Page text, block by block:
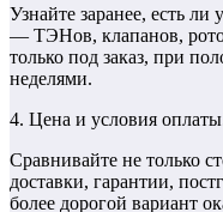
Узнайте заранее, есть ли
— ТЭНов, клапанов,
только под заказ, при
неделями.
4. Цена и условия
Сравнивайте не только
доставки, гарантии,
более дорогой вариант